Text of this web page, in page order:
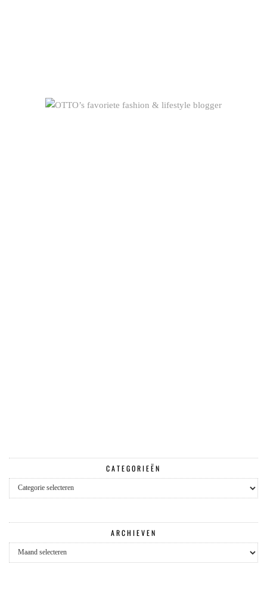
CATEGORIEËN
Categorieën
ARCHIEVEN
Archieven